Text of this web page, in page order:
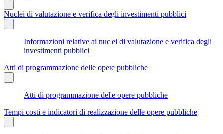
Nuclei di valutazione e verifica degli investimenti pubblici
Informazioni relative ai nuclei di valutazione e verifica degli
investimenti pubblici
Atti di programmazione delle opere pubbliche
Atti di programmazione delle opere pubbliche
Tempi costi e indicatori di realizzazione delle opere pubbliche